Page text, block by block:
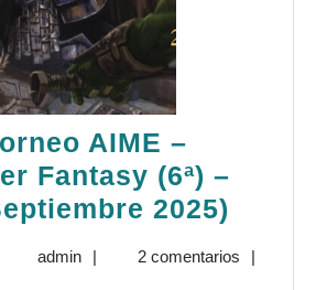
AIME –
Fantasy (6ª) –
2025)
adminadmin
| 2 comentarios |